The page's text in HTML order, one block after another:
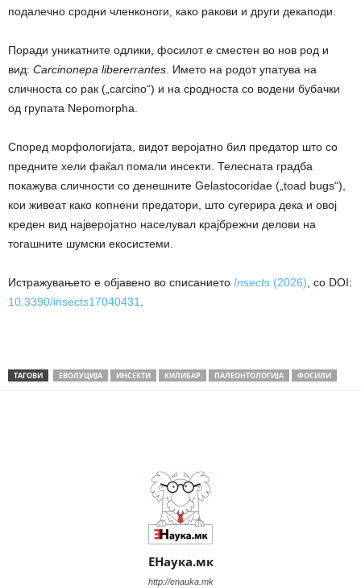
подалечно сродни членконоги, како ракови и други декаподи.
Поради уникатните одлики, фосилот е сместен во нов род и
вид: Carcinonepa libererrantes. Името на родот упатува на
сличноста со рак („carcino“) и на сродноста со водени бубачки
од групата Nepomorpha.
Според морфологијата, видот веројатно бил предатор што со
предните хели фаќал помали инсекти. Телесната градба
покажува сличности со денешните Gelastocoridae („toad bugs“),
кои живеат како копнени предатори, што сугерира дека и овој
креден вид најверојатно населувал крајбрежни делови на
тогашните шумски екосистеми.
Истражувањето е објавено во списанието Insects (2026), со DOI:
10.3390/insects17040431.
ТАГОВИ ЕВОЛУЦИЈА ИНСЕКТИ КИЛИБАР ПАЛЕОНТОЛОГИЈА ФОСИЛИ
ЕНаука.мк
http://enauka.mk